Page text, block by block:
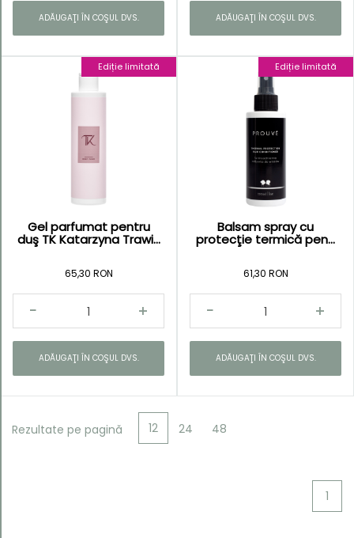
ADĂUGAŢI ÎN COŞUL DVS. ADĂUGAŢI ÎN COŞUL DVS.
Ediție limitată
Gel parfumat pentru
duş TK Katarzyna Trawi...
65,30 RON
ADĂUGAŢI ÎN COŞUL DVS.
Ediție limitată
Balsam spray cu
protecţie termică pen...
61,30 RON
ADĂUGAŢI ÎN COŞUL DVS.
Rezultate pe pagină 12 24 48
1